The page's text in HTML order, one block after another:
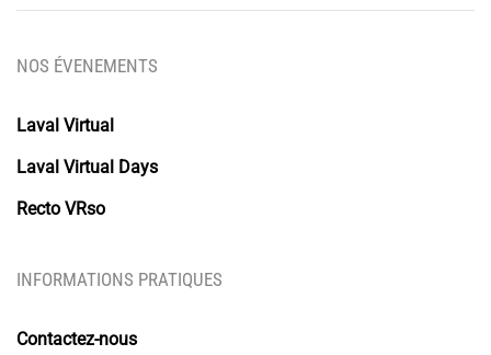
NOS ÉVENEMENTS
Laval Virtual
Laval Virtual Days
Recto VRso
INFORMATIONS PRATIQUES
Contactez-nous